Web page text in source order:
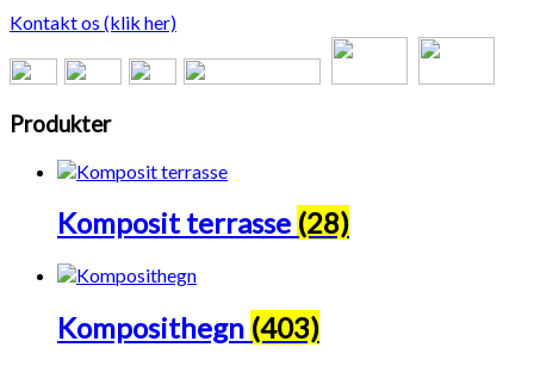
Kontakt os (klik her)
Produkter
Komposit terrasse (28)
Komposithegn (403)